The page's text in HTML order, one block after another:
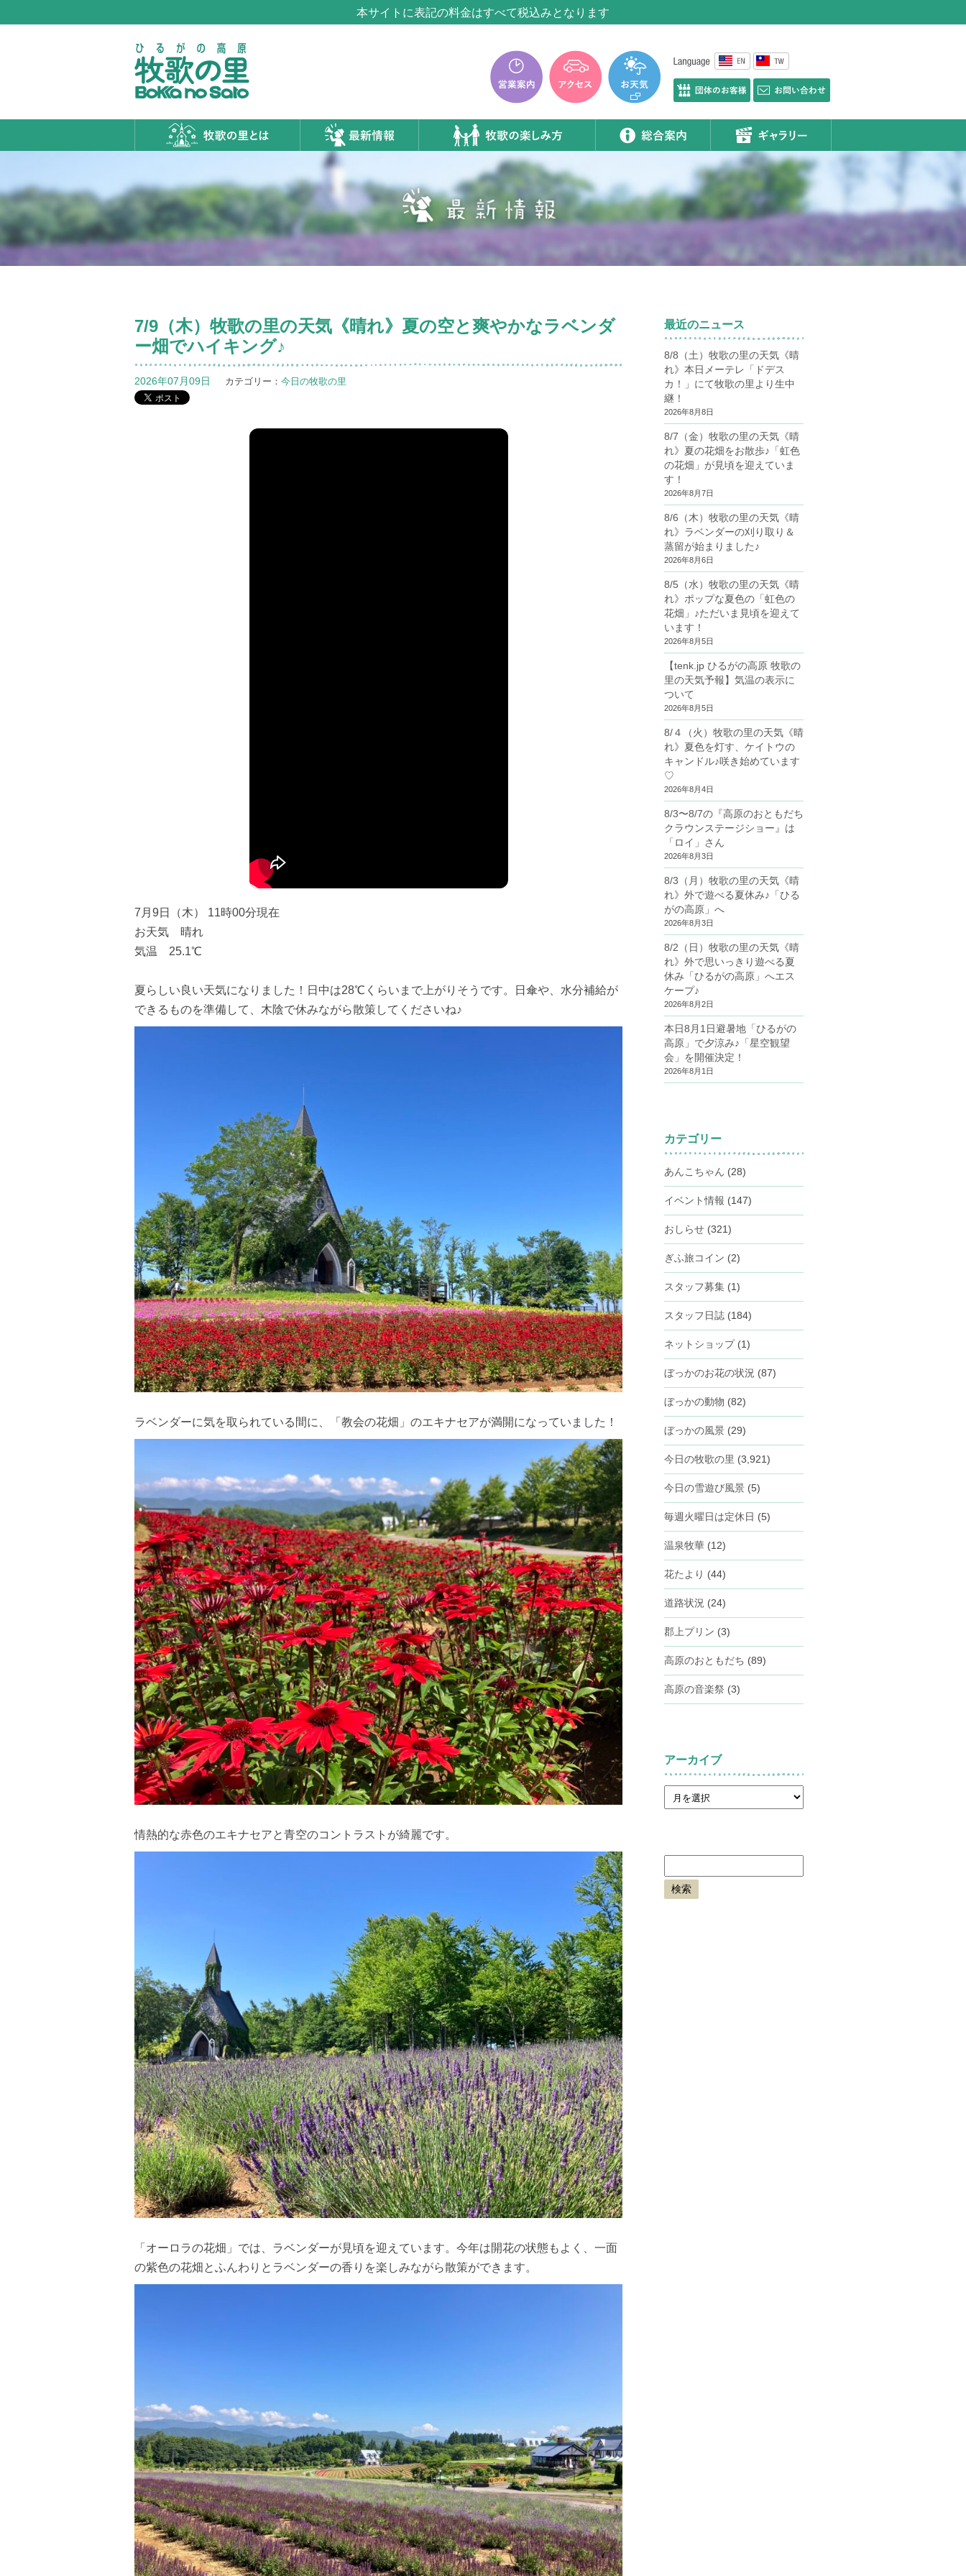
牧歌の里温泉『牧華』は12月中旬まで休館いたします。
7/9（木）牧歌の里の天気《晴れ》夏の空と爽やかなラベンダ
ー畑でハイキング♪
2026年07月09日 カテゴリー： 今日の牧歌の里
7月9日（木） 11時00分現在
お天気 晴れ
気温 25.1℃
夏らしい良い天気になりました！日中は28℃くらいまで上がりそうです。日傘や、水分補給が
できるものを準備して、木陰で休みながら散策してくださいね♪
ラベンダーに気を取られている間に、「教会の花畑」のエキナセアが満開になっていました！
情熱的な赤色のエキナセアと青空のコントラストが綺麗です。
「オーロラの花畑」では、ラベンダーが見頃を迎えています。今年は開花の状態もよく、一面
の紫色の花畑とふんわりとラベンダーの香りを楽しみながら散策ができます。
最近のニュース
8/8（土）牧歌の里の天気《晴
れ》本日メーテレ「ドデス
カ！」にて牧歌の里より生中
継！
2026年8月8日
8/7（金）牧歌の里の天気《晴
れ》夏の花畑をお散歩♪「虹色
の花畑」が見頃を迎えていま
す！
2026年8月7日
8/6（木）牧歌の里の天気《晴
れ》ラベンダーの刈り取り＆
蒸留が始まりました♪
2026年8月6日
8/5（水）牧歌の里の天気《晴
れ》ポップな夏色の「虹色の
花畑」♪ただいま見頃を迎えて
います！
2026年8月5日
【tenk.jp ひるがの高原 牧歌の
里の天気予報】気温の表示に
ついて
2026年8月5日
8/４（火）牧歌の里の天気《晴
れ》夏色を灯す、ケイトウの
キャンドル♪咲き始めています
♡
2026年8月4日
8/3〜8/7の『高原のおともだち
クラウンステージショー』は
「ロイ」さん
2026年8月3日
8/3（月）牧歌の里の天気《晴
れ》外で遊べる夏休み♪「ひる
がの高原」へ
2026年8月3日
8/2（日）牧歌の里の天気《晴
れ》外で思いっきり遊べる夏
休み「ひるがの高原」へエス
ケープ♪
2026年8月2日
本日8月1日避暑地「ひるがの
高原」で夕涼み♪「星空観望
会」を開催決定！
2026年8月1日
カテゴリー
あんこちゃん (28)
イベント情報 (147)
おしらせ (321)
ぎふ旅コイン (2)
スタッフ募集 (1)
スタッフ日誌 (184)
ネットショップ (1)
ぼっかのお花の状況 (87)
ぼっかの動物 (82)
ぼっかの風景 (29)
今日の牧歌の里 (3,921)
今日の雪遊び風景 (5)
毎週火曜日は定休日 (5)
温泉牧華 (12)
花たより (44)
道路状況 (24)
郡上プリン (3)
高原のおともだち (89)
高原の音楽祭 (3)
アーカイブ